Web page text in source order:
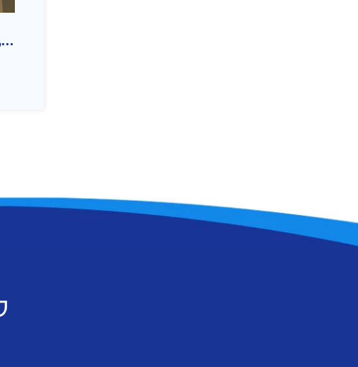
【世田谷区】トイレの脱着洗浄（水位低下・流れ改善）